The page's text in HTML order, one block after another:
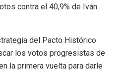
contra el 40,9% de Iván
del Pacto Histórico
los votos progresistas de
la primera vuelta para darle